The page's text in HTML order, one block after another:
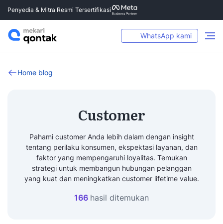
Penyedia & Mitra Resmi Tersertifikasi
WhatsApp kami
Home blog
Customer
Pahami customer Anda lebih dalam dengan insight
tentang perilaku konsumen, ekspektasi layanan, dan
faktor yang mempengaruhi loyalitas. Temukan
strategi untuk membangun hubungan pelanggan
yang kuat dan meningkatkan customer lifetime value.
166 hasil ditemukan